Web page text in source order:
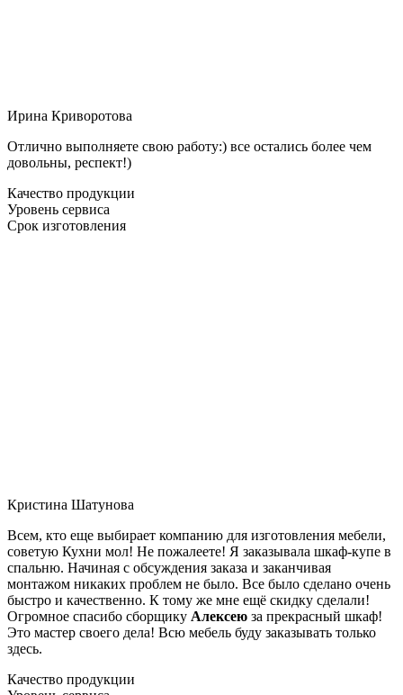
Ирина Криворотова
Отлично выполняете свою работу:) все остались более чем
довольны, респект!)
Качество продукции
Уровень сервиса
Срок изготовления
Кристина Шатунова
Всем, кто еще выбирает компанию для изготовления мебели,
советую Кухни мол! Не пожалеете! Я заказывала шкаф-купе в
спальню. Начиная с обсуждения заказа и заканчивая
монтажом никаких проблем не было. Все было сделано очень
быстро и качественно. К тому же мне ещё скидку сделали!
Огромное спасибо сборщику Алексею за прекрасный шкаф!
Это мастер своего дела! Всю мебель буду заказывать только
здесь.
Качество продукции